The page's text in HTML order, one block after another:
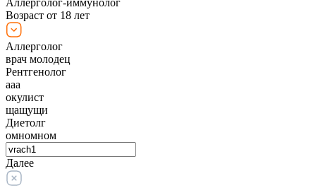
Возраст от 18 лет
Аллерголог
врач молодец
Рентгенолог
ааа
окулист
щащущи
Диетолг
омномном
Далее